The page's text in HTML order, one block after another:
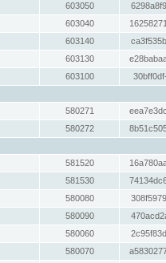
603050
603040
603140
603130
603100
580271
580272
581520
581530
580080
580090
580060
580070